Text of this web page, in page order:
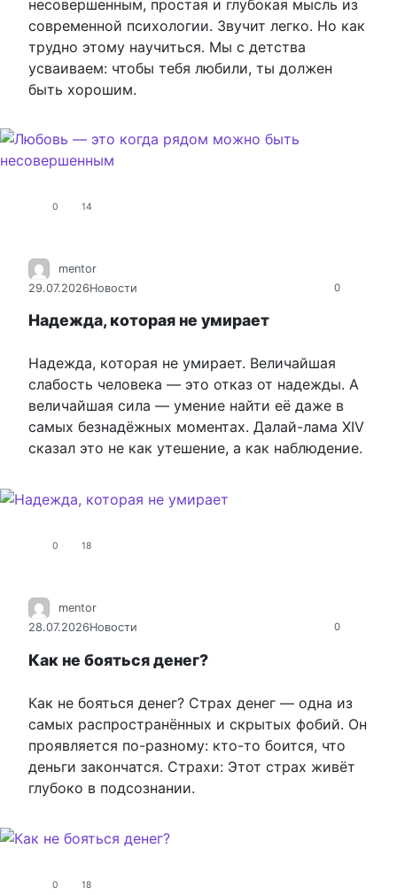
несовершенным, простая и глубокая мысль из
современной психологии. Звучит легко. Но как
трудно этому научиться. Мы с детства
усваиваем: чтобы тебя любили, ты должен
быть хорошим.
0 14
0
mentor
29.07.2026Новости
Надежда, которая не умирает
Надежда, которая не умирает. Величайшая
слабость человека — это отказ от надежды. А
величайшая сила — умение найти её даже в
самых безнадёжных моментах. Далай-лама XIV
сказал это не как утешение, а как наблюдение.
0 18
0
mentor
28.07.2026Новости
Как не бояться денег?
Как не бояться денег? Страх денег — одна из
самых распространённых и скрытых фобий. Он
проявляется по-разному: кто-то боится, что
деньги закончатся. Страхи: Этот страх живёт
глубоко в подсознании.
0 18